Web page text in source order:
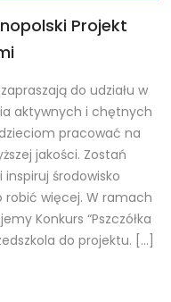
Projekt
do udziału w
aktywnych i chętnych
pracować na
jakości. Zostań
środowisko
robić więcej. W ramach
Konkurs “Pszczółka
do projektu. […]